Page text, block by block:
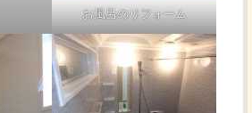
お風呂のリフォーム